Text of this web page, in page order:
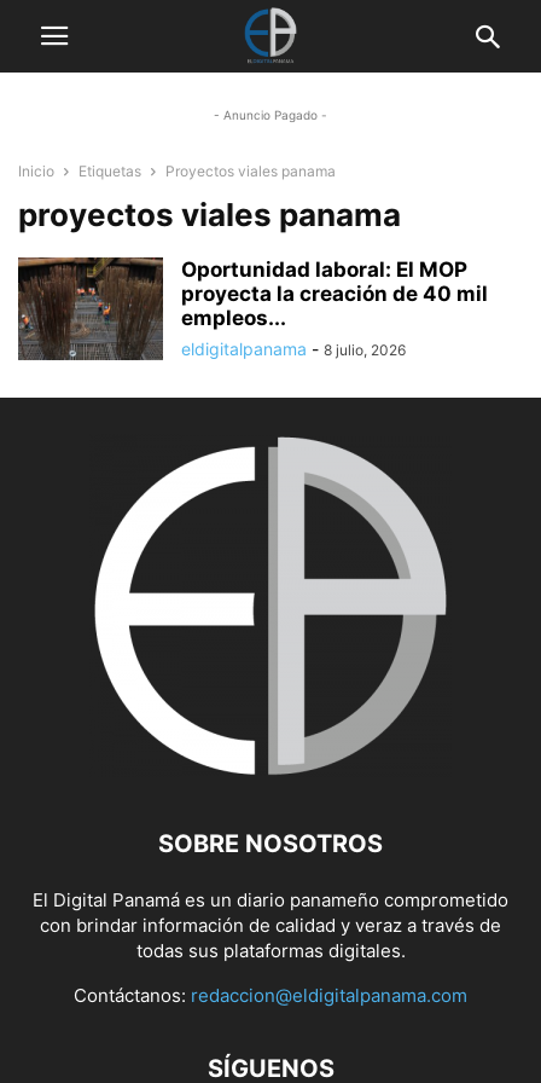
- Anuncio Pagado -
Inicio Etiquetas Proyectos viales panama
proyectos viales panama
Oportunidad laboral: El MOP
proyecta la creación de 40 mil
empleos...
eldigitalpanama - 8 julio, 2026
SOBRE NOSOTROS
El Digital Panamá es un diario panameño comprometido
con brindar información de calidad y veraz a través de
todas sus plataformas digitales.
Contáctanos: redaccion@eldigitalpanama.com
SÍGUENOS